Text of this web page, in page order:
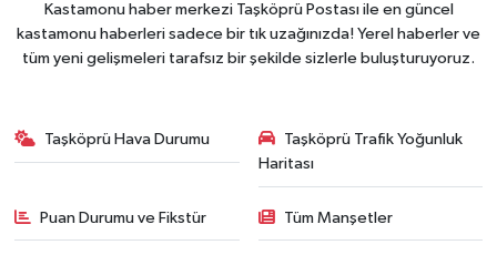
Kastamonu haber merkezi Taşköprü Postası ile en güncel
kastamonu haberleri sadece bir tık uzağınızda! Yerel haberler ve
tüm yeni gelişmeleri tarafsız bir şekilde sizlerle buluşturuyoruz.
Taşköprü Hava Durumu
Taşköprü Trafik Yoğunluk
Haritası
Puan Durumu ve Fikstür Tüm Manşetler